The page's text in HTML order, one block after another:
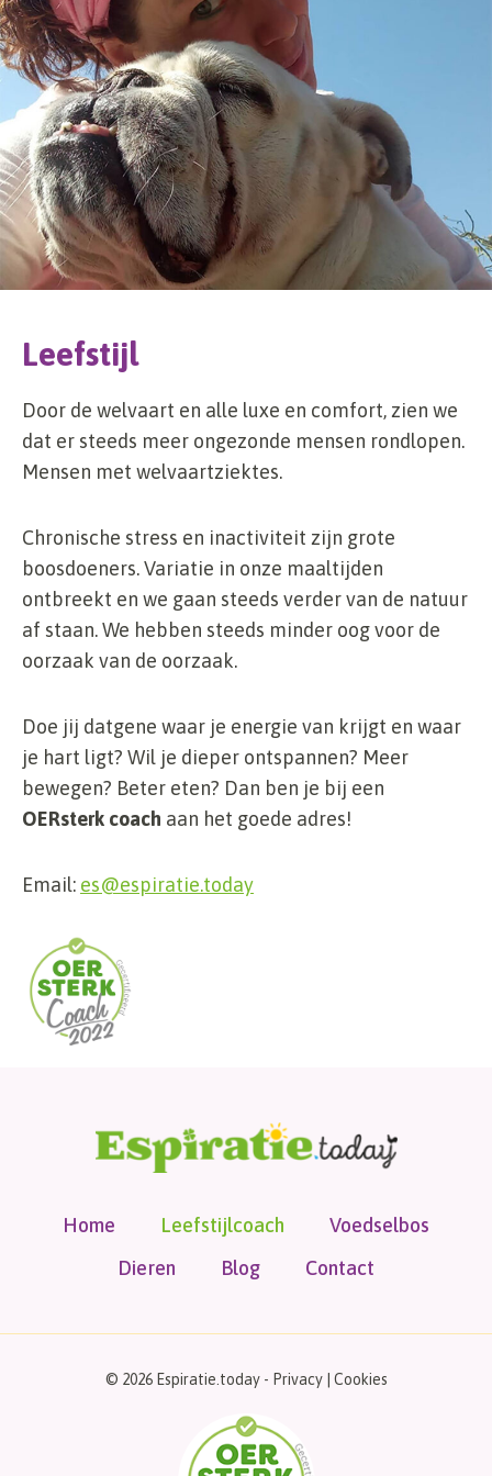
Leefstijl
Door de welvaart en alle luxe en comfort, zien we
dat er steeds meer ongezonde mensen rondlopen.
Mensen met welvaartziektes.
Chronische stress en inactiviteit zijn grote
boosdoeners. Variatie in onze maaltijden
ontbreekt en we gaan steeds verder van de natuur
af staan. We hebben steeds minder oog voor de
oorzaak van de oorzaak.
Doe jij datgene waar je energie van krijgt en waar
je hart ligt? Wil je dieper ontspannen? Meer
bewegen? Beter eten? Dan ben je bij een
OERsterk coach aan het goede adres!
Email: es@espiratie.today
Home Leefstijlcoach
Voedselbos
Dieren
Blog Contact
© 2026 Espiratie.today - Privacy| Cookies